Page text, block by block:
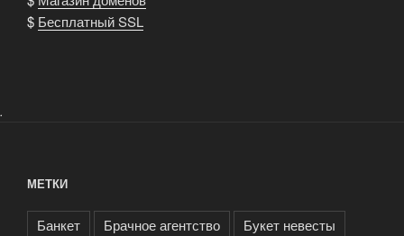
$ Бесплатный SSL
.
МЕТКИ
Банкет Брачное агентство
Букет невесты